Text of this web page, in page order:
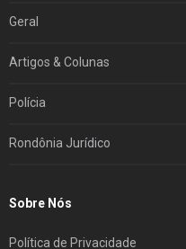
Geral
Artigos & Colunas
Polícia
Rondônia Jurídico
Sobre Nós
Política de Privacidade